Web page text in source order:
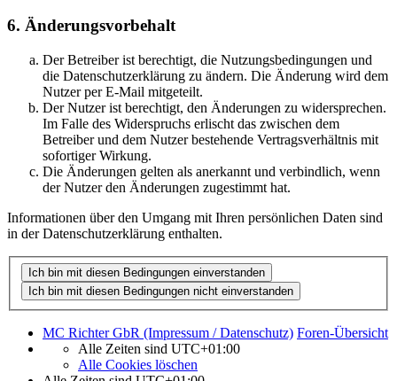
6. Änderungsvorbehalt
Der Betreiber ist berechtigt, die Nutzungsbedingungen und
die Datenschutzerklärung zu ändern. Die Änderung wird dem
Nutzer per E-Mail mitgeteilt.
Der Nutzer ist berechtigt, den Änderungen zu widersprechen.
Im Falle des Widerspruchs erlischt das zwischen dem
Betreiber und dem Nutzer bestehende Vertragsverhältnis mit
sofortiger Wirkung.
Die Änderungen gelten als anerkannt und verbindlich, wenn
der Nutzer den Änderungen zugestimmt hat.
Informationen über den Umgang mit Ihren persönlichen Daten sind
in der Datenschutzerklärung enthalten.
MC Richter GbR (Impressum / Datenschutz) Foren-Übersicht
Alle Zeiten sind UTC+01:00
Alle Cookies löschen